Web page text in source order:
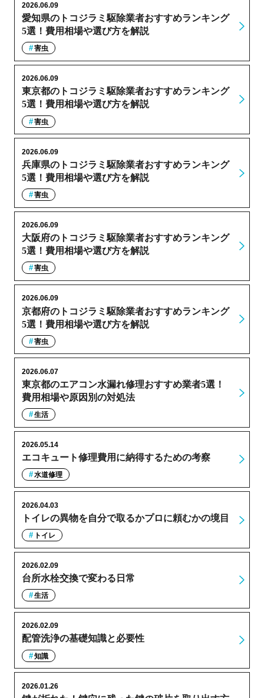
愛知県のトコジラミ駆除業者おすすめランキング
5選！費用相場や選び方を解説
2026.06.09
害虫
東京都のトコジラミ駆除業者おすすめランキング
5選！費用相場や選び方を解説
2026.06.09
害虫
兵庫県のトコジラミ駆除業者おすすめランキング
5選！費用相場や選び方を解説
2026.06.09
害虫
大阪府のトコジラミ駆除業者おすすめランキング
5選！費用相場や選び方を解説
2026.06.09
害虫
京都府のトコジラミ駆除業者おすすめランキング
5選！費用相場や選び方を解説
2026.06.09
害虫
東京都のエアコン水漏れ修理おすすめ業者5選！
費用相場や原因別の対処法
2026.06.07
生活
エコキュート修理費用に納得するための考察
2026.05.14
水道修理
トイレの異物を自分で取るかプロに頼むかの境目
2026.04.03
トイレ
台所水栓交換で変わる日常
2026.02.09
生活
配管洗浄の基礎知識と必要性
2026.02.09
知識
2026.01.26